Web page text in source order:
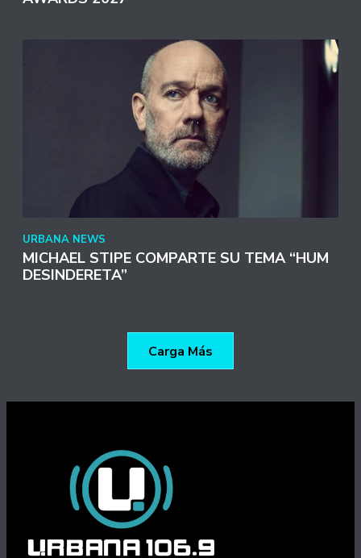
URBANA NEWS
MICHAEL STIPE COMPARTE SU TEMA “HUM
DESINDERETA”
Carga Más